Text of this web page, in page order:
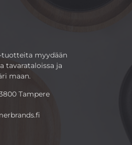
tuotteita myydään
tavarataloissa ja
maan.
Tampere